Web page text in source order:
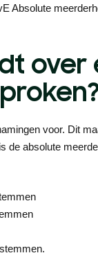
Absolute
over
voor. Dit
de absolute